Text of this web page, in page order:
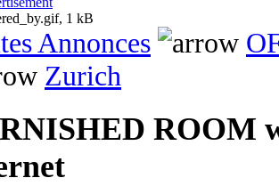
Annonces
Zurich
ROOM